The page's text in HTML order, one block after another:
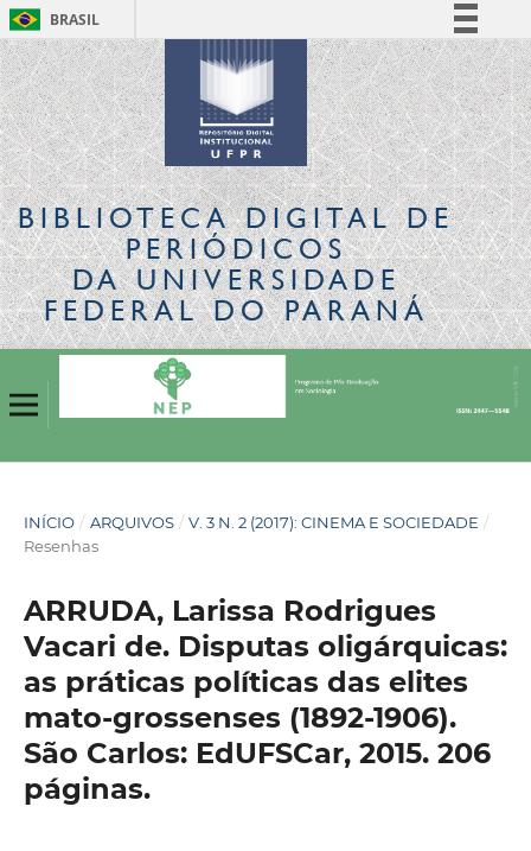
BRASIL
Simplifique!
Comunica BR
Participe
Acesso à informação
Legislação
Canais
BIBLIOTECA DIGITALDE
PERIÓDICOS
DA UNIVERSIDADE
FEDERAL DO PARANÁ
INÍCIO / ARQUIVOS / V. 3 N. 2 (2017): CINEMA E SOCIEDADE /
Resenhas
ARRUDA, Larissa Rodrigues
Vacari de. Disputas oligárquicas:
as práticas políticas das elites
mato-grossenses (1892-1906).
São Carlos: EdUFSCar, 2015. 206
páginas.